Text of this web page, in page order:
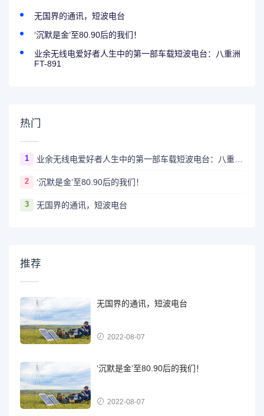
无国界的通讯，短波电台
‘沉默是金’至80.90后的我们！
业余无线电爱好者人生中的第一部车载短波电台：八重洲
FT-891
热门
1 业余无线电爱好者人生中的第一部车载短波电台：八重洲FT-891
2 ‘沉默是金’至80.90后的我们！
3 无国界的通讯，短波电台
推荐
无国界的通讯，短波电台
2022-08-07
‘沉默是金’至80.90后的我们！
2022-08-07